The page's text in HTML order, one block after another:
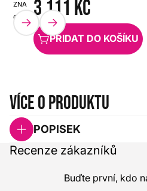
ZNAČKA:
QSC
SKU:
HX0000000036795
3 111 Kč
PŘIDAT DO KOŠÍKU
Více o produktu
POPISEK
Recenze zákazníků
Buďte první, kdo